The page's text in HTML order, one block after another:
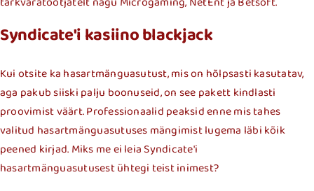
Syndicate'i kasiino blackjack
Kui otsite ka hasartmänguasutust, mis on hõlpsasti kasutatav,
aga pakub siiski palju boonuseid, on see pakett kindlasti
proovimist väärt. Professionaalid peaksid enne mis tahes
valitud hasartmänguasutuses mängimist lugema läbi kõik
peened kirjad. Miks me ei leia Syndicate'i
hasartmänguasutusest ühtegi teist inimest?